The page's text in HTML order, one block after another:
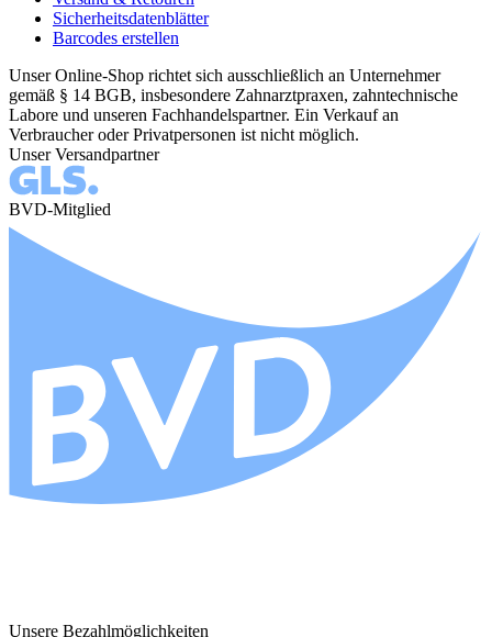
Sicherheitsdatenblätter
Barcodes erstellen
Unser Online-Shop richtet sich ausschließlich an Unternehmer
gemäß § 14 BGB, insbesondere Zahnarztpraxen, zahntechnische
Labore und unseren Fachhandelspartner. Ein Verkauf an
Verbraucher oder Privatpersonen ist nicht möglich.
Unser Versandpartner
BVD-Mitglied
Unsere Bezahlmöglichkeiten